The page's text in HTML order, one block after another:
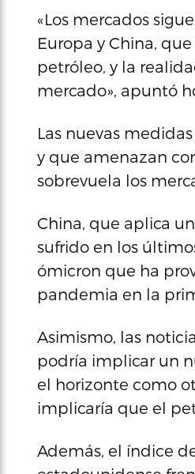
«Los mercados
Europa y China,
petróleo, y la
mercado», apuntó
Las nuevas
y que amenazan
sobrevuela los
China, que aplica
sufrido en los
ómicron que ha
pandemia en la
Asimismo, las
podría implicar un
el horizonte como
implicaría que el
Además, el índice